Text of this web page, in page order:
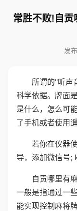
常胜不败!自
发
所谓的"听声
科学依据。牌面
是什么，怎么可
了手机或者使用遥
若你在仪器
导，添加微信号;
自贡哪里有
一般是指通过一
能实现控制麻将